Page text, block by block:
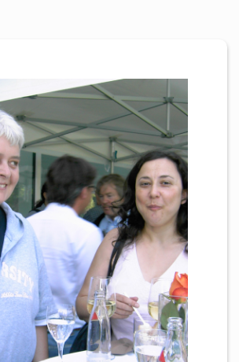
& Downloads
Satzung
Spender/Sponsoren
KONTAKT